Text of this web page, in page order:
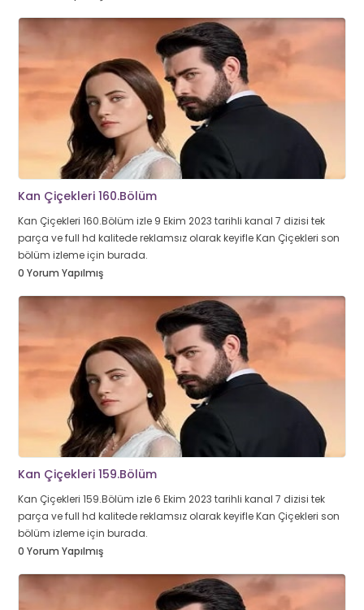
Kan Çiçekleri 160.Bölüm
Kan Çiçekleri 160.Bölüm izle 9 Ekim 2023 tarihli kanal 7 dizisi tek
parça ve full hd kalitede reklamsız olarak keyifle Kan Çiçekleri son
bölüm izleme için burada.
0 Yorum Yapılmış
Kan Çiçekleri 159.Bölüm
Kan Çiçekleri 159.Bölüm izle 6 Ekim 2023 tarihli kanal 7 dizisi tek
parça ve full hd kalitede reklamsız olarak keyifle Kan Çiçekleri son
bölüm izleme için burada.
0 Yorum Yapılmış